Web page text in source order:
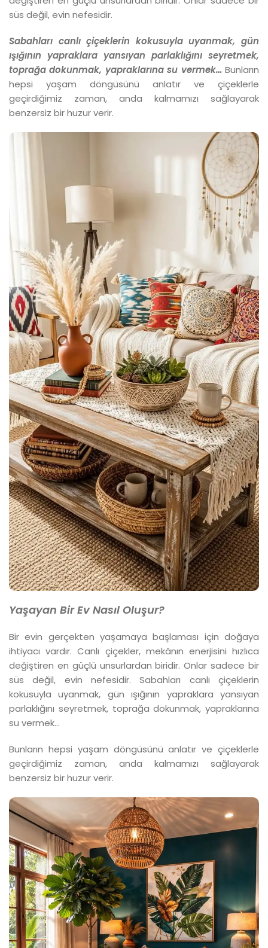
süs değil, evin nefesidir.
Sabahları canlı çiçeklerin kokusuyla uyanmak, gün
ışığının yapraklara yansıyan parlaklığını seyretmek,
toprağa dokunmak, yapraklarına su vermek…Bunların
hepsi yaşam döngüsünü anlatır ve çiçeklerle
geçirdiğimiz zaman, anda kalmamızı sağlayarak
benzersiz bir huzur verir.
Yaşayan Bir Ev Nasıl Oluşur?
Bir evin gerçekten yaşamaya başlaması için doğaya
ihtiyacı vardır. Canlı çiçekler, mekânın enerjisini hızlıca
değiştiren en güçlü unsurlardan biridir. Onlar sadece bir
süs değil, evin nefesidir. Sabahları canlı çiçeklerin
kokusuyla uyanmak, gün ışığının yapraklara yansıyan
parlaklığını seyretmek, toprağa dokunmak, yapraklarına
su vermek…
Bunların hepsi yaşam döngüsünü anlatır ve çiçeklerle
geçirdiğimiz zaman, anda kalmamızı sağlayarak
benzersiz bir huzur verir.